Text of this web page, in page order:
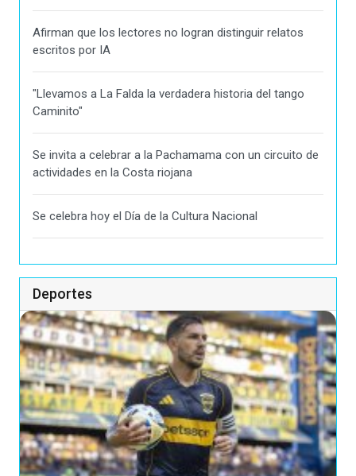
Afirman que los lectores no logran distinguir relatos
escritos por IA
"Llevamos a La Falda la verdadera historia del tango
Caminito"
Se invita a celebrar a la Pachamama con un circuito de
actividades en la Costa riojana
Se celebra hoy el Día de la Cultura Nacional
Deportes